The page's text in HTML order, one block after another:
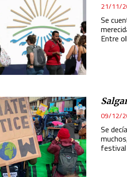
21/11/
Se
Entre
09/12/
Se
festival